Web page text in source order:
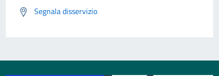
Segnala disservizio